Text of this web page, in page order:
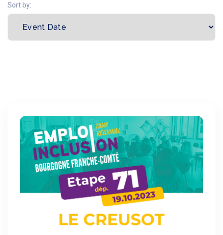
Sort by: